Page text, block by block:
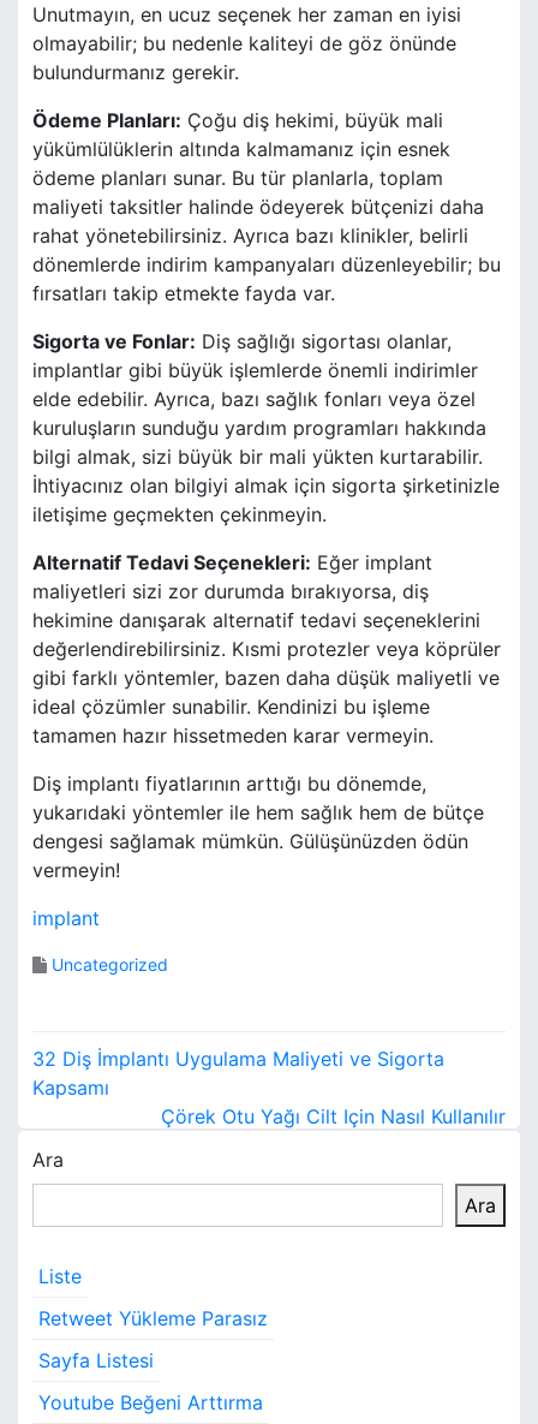
Unutmayın, en ucuz seçenek her zaman en iyisi
olmayabilir; bu nedenle kaliteyi de göz önünde
bulundurmanız gerekir.
Ödeme Planları: Çoğu diş hekimi, büyük mali
yükümlülüklerin altında kalmamanız için esnek
ödeme planları sunar. Bu tür planlarla, toplam
maliyeti taksitler halinde ödeyerek bütçenizi daha
rahat yönetebilirsiniz. Ayrıca bazı klinikler, belirli
dönemlerde indirim kampanyaları düzenleyebilir; bu
fırsatları takip etmekte fayda var.
Sigorta ve Fonlar: Diş sağlığı sigortası olanlar,
implantlar gibi büyük işlemlerde önemli indirimler
elde edebilir. Ayrıca, bazı sağlık fonları veya özel
kuruluşların sunduğu yardım programları hakkında
bilgi almak, sizi büyük bir mali yükten kurtarabilir.
İhtiyacınız olan bilgiyi almak için sigorta şirketinizle
iletişime geçmekten çekinmeyin.
Alternatif Tedavi Seçenekleri: Eğer implant
maliyetleri sizi zor durumda bırakıyorsa, diş
hekimine danışarak alternatif tedavi seçeneklerini
değerlendirebilirsiniz. Kısmi protezler veya köprüler
gibi farklı yöntemler, bazen daha düşük maliyetli ve
ideal çözümler sunabilir. Kendinizi bu işleme
tamamen hazır hissetmeden karar vermeyin.
Diş implantı fiyatlarının arttığı bu dönemde,
yukarıdaki yöntemler ile hem sağlık hem de bütçe
dengesi sağlamak mümkün. Gülüşünüzden ödün
vermeyin!
implant
Uncategorized
Y
a
z
ı
g
e
z
i
32 Diş İmplantı Uygulama Maliyeti ve Sigorta
Kapsamı
Çörek Otu Yağı Cilt Için Nasıl Kullanılır
Ara
Ara
Liste
Retweet Yükleme Parasız
Sayfa Listesi
Youtube Beğeni Arttırma